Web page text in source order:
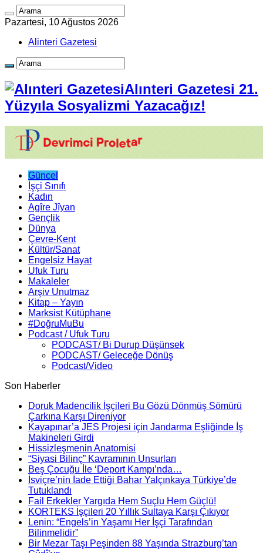
Pazartesi, 10 Ağustos 2026
Alinteri Gazetesi
Alınteri Gazetesi 21.
Yüzyıla Sosyalizmi Yazacağız!
Güncel
İşçi Sınıfı
Kadın
Agîre Jîyan
Gençlik
Dünya
Çevre-Kent
Kültür/Sanat
Engelsiz Hayat
Ufuk Turu
Makaleler
Arşiv Unutmaz
Kitap – Yayın
Marksist Kütüphane
#DoğruMuBu
Podcast / Ufuk Turu
PODCAST/ Bi Durup Düşünsek
PODCAST/ Geleceğe Dönüş
Podcast/Video
Son Haberler
Doruk Madencilik İşçileri Bu Gözü Dönmüş Sömürü
Çarkına Karşı Direniyor
Kayapınar’a JES Projesi için Jandarma Eşliğinde İş
Makineleri Girdi
Hissizleşmenin Anatomisi
“Siyasi Bilinç” Kavramının Unsurları
Beş Çocuğu İle ‘Deport Kampı’nda…
İsviçre’nin İade Ettiği Bahar Yalçınkaya Türkiye’de
Tutuklandı
Fail Erkekler Yargıda Hem Suçlu Hem Güçlü!
KORTEKS İşçileri 20 Yıllık Sultaya Karşı Çıkıyor
Lenin: “Engels’in Yaşamı Her İşçi Tarafından
Bilinmelidir”
Bir Mezar Taşı Peşinden 88 Yaşında Strazburg’tan